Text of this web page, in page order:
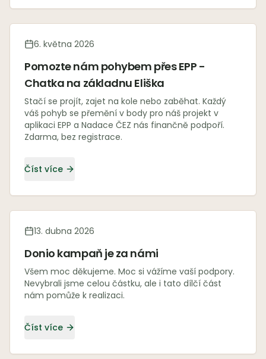
6. května 2026
Pomozte nám pohybem přes EPP -
Chatka na základnu Eliška
Stačí se projít, zajet na kole nebo zaběhat. Každý
váš pohyb se přemění v body pro náš projekt v
aplikaci EPP a Nadace ČEZ nás finančně podpoří.
Zdarma, bez registrace.
Číst více
13. dubna 2026
Donio kampaň je za námi
Všem moc děkujeme. Moc si vážíme vaší podpory.
Nevybrali jsme celou částku, ale i tato dílčí část
nám pomůže k realizaci.
Číst více